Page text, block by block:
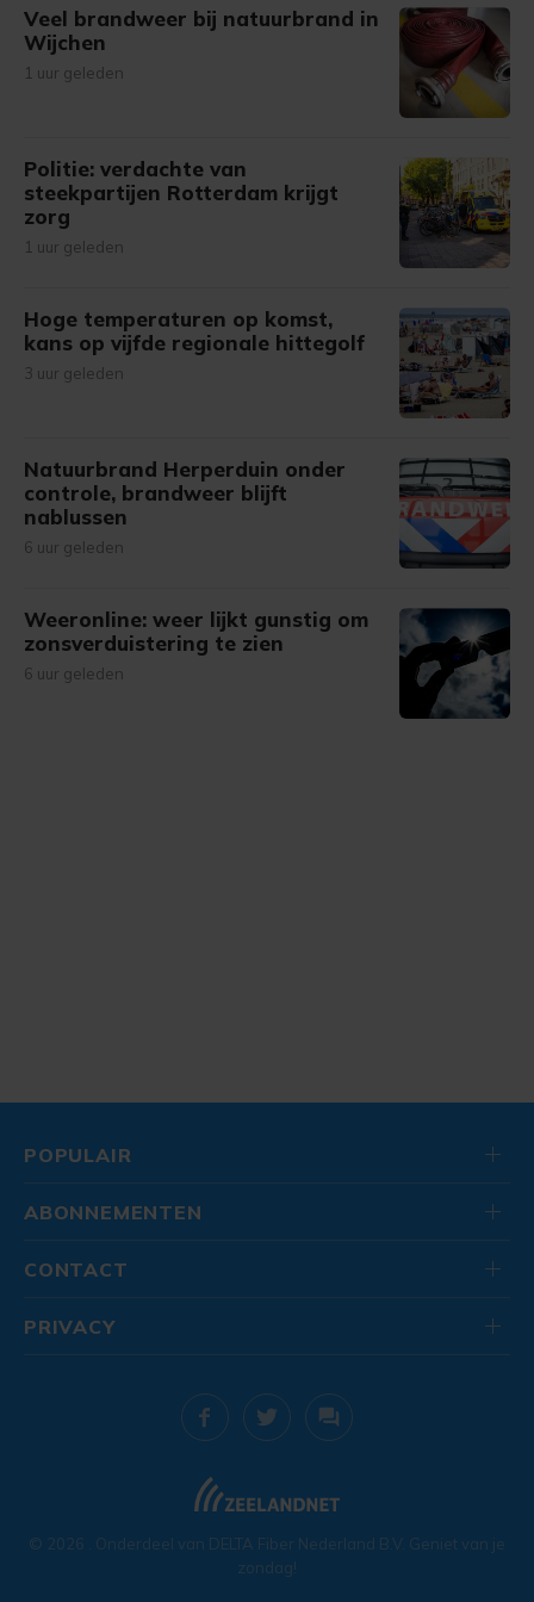
Veel brandweer bij natuurbrand in
Wijchen
1 uur geleden
Politie: verdachte van
steekpartijen Rotterdam krijgt
zorg
1 uur geleden
Hoge temperaturen op komst,
kans op vijfde regionale hittegolf
3 uur geleden
Natuurbrand Herperduin onder
controle, brandweer blijft
nablussen
6 uur geleden
Weeronline: weer lijkt gunstig om
zonsverduistering te zien
6 uur geleden
POPULAIR
ABONNEMENTEN
CONTACT
© 2026 . Onderdeel van DELTA Fiber Nederland B.V. Geniet van je
zondag!
PRIVACY